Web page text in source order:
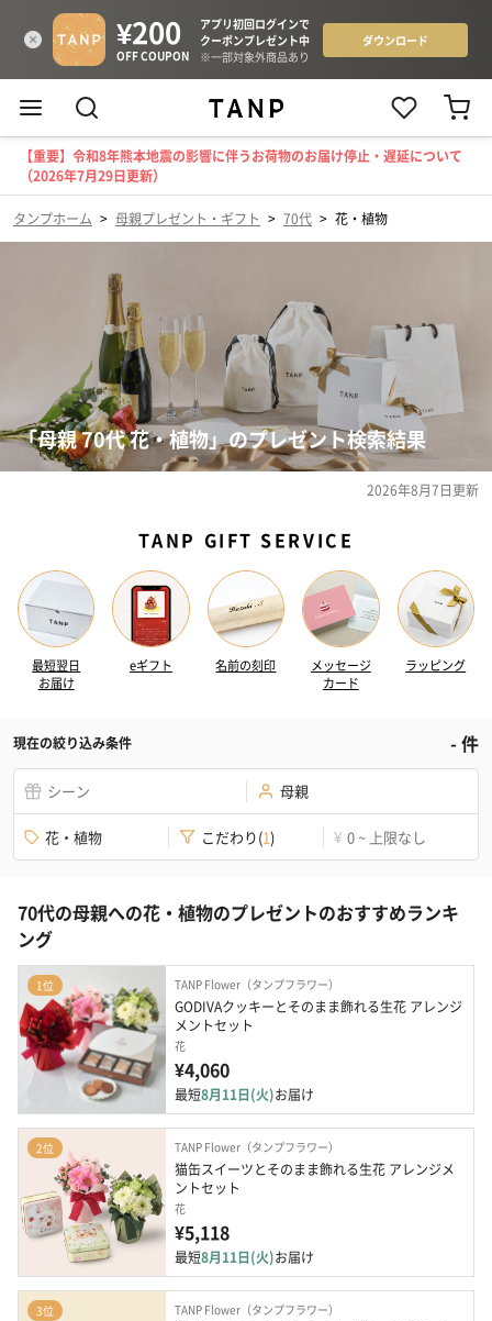
【重要】令和8年熊本地震の影響に伴うお荷物のお届け停止・遅延について
（2026年7月29日更新）
タンプホーム > 母親プレゼント・ギフト > 70代 > 花・植物
「母親 70代 花・植物」のプレゼント検索結果
2026年8月7日更新
TANP GIFT SERVICE
最短翌日
お届け
eギフト 名前の刻印
メッセージ
カード
ラッピング
現在の絞り込み条件 -件
シーン 母親
花・植物 こだわり(1) ¥ 0 ~ 上限なし
70代の母親への花・植物のプレゼントのおすすめランキ
ング
1位 TANP Flower（タンプフラワー）
GODIVAクッキーとそのまま飾れる生花 アレンジ
メントセット
花
¥4,060
最短8月11日(火)お届け
2位 TANP Flower（タンプフラワー）
猫缶スイーツとそのまま飾れる生花 アレンジメ
ントセット
花
¥5,118
最短8月11日(火)お届け
3位 TANP Flower（タンプフラワー）